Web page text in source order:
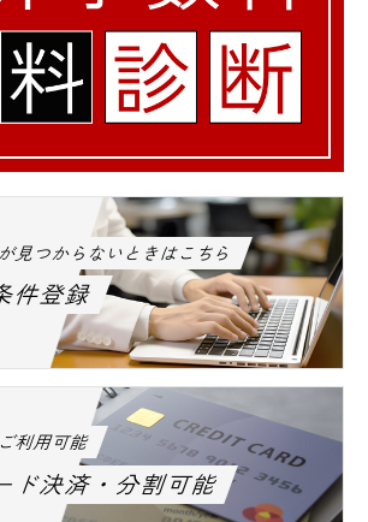
見つからないときはこちら
件登録
利用可能
ド決済・分割可能